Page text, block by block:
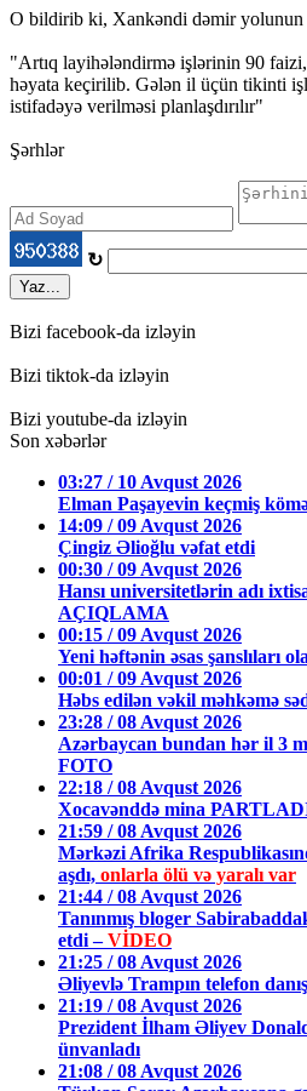
O bildirib ki, Xankəndi dəmir yolunun
"Artıq layihələndirmə işlərinin 90
həyata keçirilib. Gələn il üçün tikinti
istifadəyə verilməsi planlaşdırılır"
Şərhlər
↻
Yaz...
Bizi facebook-da izləyin
Bizi tiktok-da izləyin
Bizi youtube-da izləyin
Son xəbərlər
03:27 / 10 Avqust 2026
Elman Paşayevin keçmiş
14:09 / 09 Avqust 2026
Çingiz Əlioğlu vəfat etdi
00:30 / 09 Avqust 2026
Hansı universitetlərin adı
AÇIQLAMA
00:15 / 09 Avqust 2026
Yeni həftənin əsas şanslıları
00:01 / 09 Avqust 2026
Həbs edilən vəkil məhkəmə
23:28 / 08 Avqust 2026
Azərbaycan bundan hər il 3
FOTO
22:18 / 08 Avqust 2026
Xocavənddə mina
21:59 / 08 Avqust 2026
Mərkəzi Afrika
aşdı, onlarla ölü və yaralı var
21:44 / 08 Avqust 2026
Tanınmış bloger
etdi –VİDEO
21:25 / 08 Avqust 2026
Əliyevlə Trampın telefon
21:19 / 08 Avqust 2026
Prezident İlham Əliyev
ünvanladı
21:08 / 08 Avqust 2026